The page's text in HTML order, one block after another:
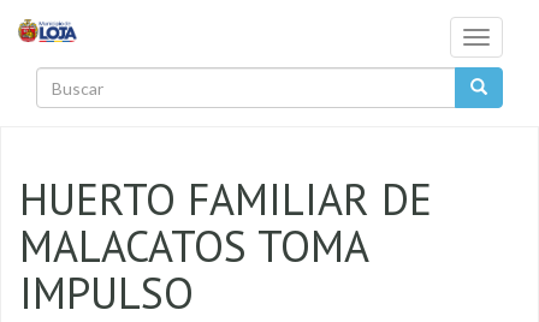
Toggle
HUERTO FAMILIAR DE
MALACATOS TOMA
IMPULSO